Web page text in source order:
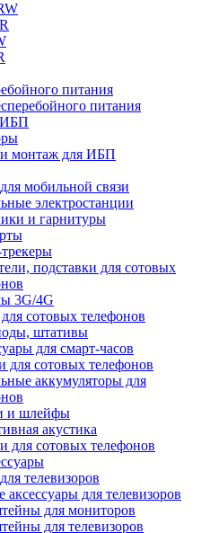
питания
питания
ИБП
монтаж для ИБП
мобильной связи
электростанции
и гарнитуры
подставки для сотовых
3G/4G
сотовых телефонов
штативы
для смарт-часов
для сотовых телефонов
аккумуляторы для
и шлейфы
акустика
для сотовых телефонов
телевизоров
аксессуары для телевизоров
для мониторов
для телевизоров